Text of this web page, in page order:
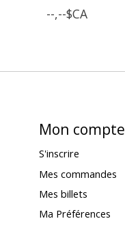
--,--$CA
Mon compte
S'inscrire
Mes commandes
Mes billets
Ma Préférences